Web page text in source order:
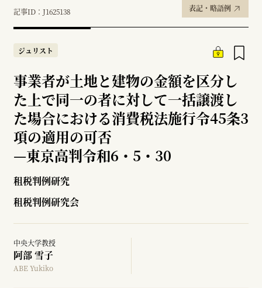
記事ID：J1625138 表記・略語例
ジュリスト
事業者が土地と建物の金額を区分し
た上で同一の者に対して一括譲渡し
た場合における消費税法施行令45条3
項の適用の可否
—東京高判令和6・5・30
租税判例研究
租税判例研究会
中央大学教授
阿部 雪子
ABE Yukiko